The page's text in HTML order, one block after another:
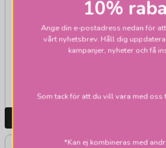
Klotlampa LED E14
klar 3-steg memory
10%
Ange din e-postadress nedan för
vårt nyhetsbrev. Håll dig
kampanjer, nyheter och få
Som tack för att du vill vara med
*Kan ej kombineras med